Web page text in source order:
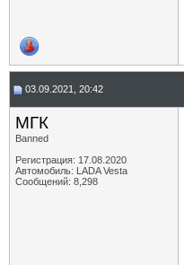
03.09.2021, 20:42
МГК
Banned
Регистрация: 17.08.2020
Автомобиль: LADA Vesta
Сообщений: 8,298